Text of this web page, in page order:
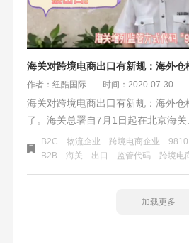
海关对跨境电商出口有新规：海外
作者：纽酷国际 时间：2020-07-30
海关对跨境电商出口有新规：海外
了。海关总署自7月1日起在北京海
关、广州海关、郑州海关、厦门海关
关、宁波海关等10个直属海关开展跨
B2C 物流企业 跨境电商企业 9810
B2B
海关 出口 监管代码 跨境电
加载更多